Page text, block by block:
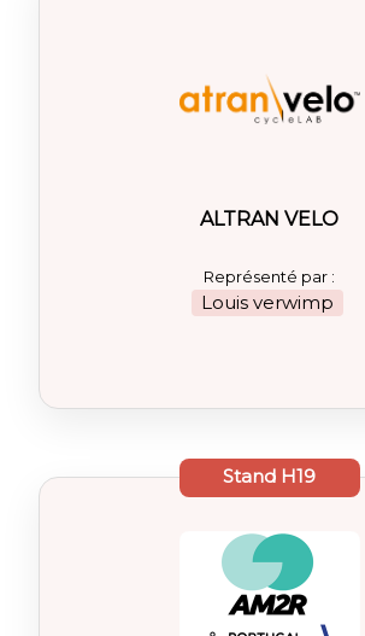
ALTRAN VELO
Représenté par :
Louis verwimp
Stand H19